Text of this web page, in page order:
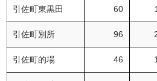
引佐町東黒田 60
引佐町別所 96
引佐町的場 46